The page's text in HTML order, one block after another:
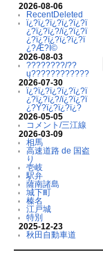
2026-08-06
RecentDeleted
ï¿?ï¿?ï¿?ï¿?ï¿?ï
¿?ï¿?ï¿?/ï¿?ï¿?ï
¿?ï¿?ï¿?ï¿?ï¿?ï
¿?Æ?Ï©
2026-08-03
????????/??
ų????????????
2026-07-30
ï¿?ï¿?ï¿?ï¿?ï¿?ï
¿?ï¿?ï¿?/ï¿?ï¿?ï
¿?Ý?ï¿?ï¿?ï¿?
2026-05-05
コメント/三江線
2026-03-09
相馬
高速道路 de 国盗
り
壱岐
駅弁
薩南諸島
城下町
榛名
江戸城
特別
2025-12-23
秋田自動車道